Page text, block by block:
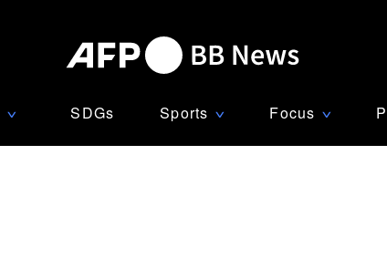
∨ SDGs Sports ∨ Focus ∨